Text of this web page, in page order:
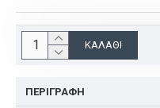
ΚΑΛΆΘΙ
ΠΕΡΙΓΡΑΦΉ